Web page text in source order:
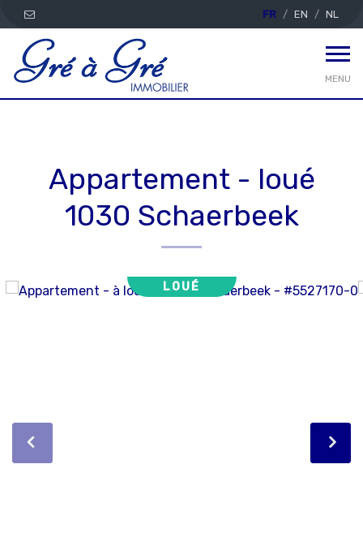
FR EN NL
MENU
Appartement - loué
1030 Schaerbeek
LOUÉ